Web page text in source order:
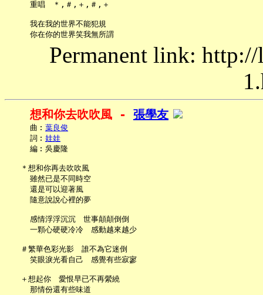
     重唱　＊,＃,＋,＃,＋
     我在我的世界不能犯規
Permanent link:
想和你去吹吹風 - 張學友
     曲︰
葉良俊
     詞︰
娃娃
     編︰吳慶隆
   ＊想和你再去吹吹風
     雖然已是不同時空
     還是可以迎著風
     隨意說說心裡的夢
     感情浮浮沉沉　世事顛顛倒倒
     一顆心硬硬冷冷　感動越來越少
   ＃繁華色彩光影　誰不為它迷倒
     笑眼淚光看自己　感覺有些寂寥
   ＋想起你　愛恨早已不再縈繞
     那情份還有些味道